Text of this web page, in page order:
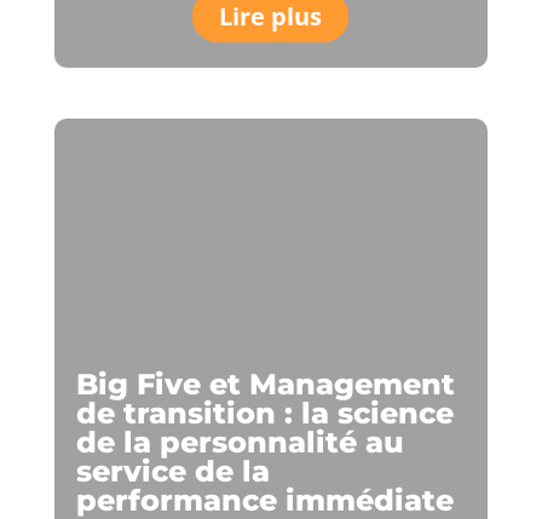
Lire plus
Big Five et Management
de transition : la science
de la personnalité au
service de la
performance immédiate